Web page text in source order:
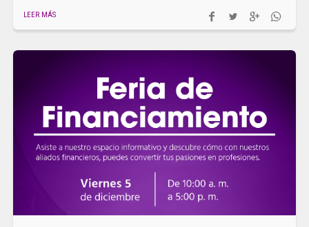
LEER MÁS